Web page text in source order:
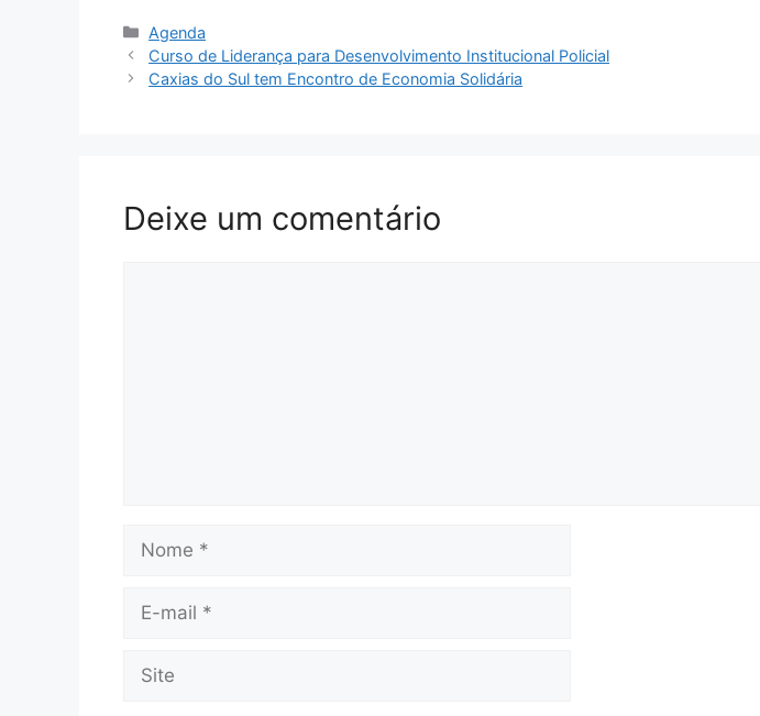
Categorias
Agenda
Curso de Liderança para Desenvolvimento Institucional Policial
Caxias do Sul tem Encontro de Economia Solidária
Deixe um comentário
mail